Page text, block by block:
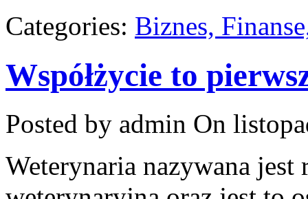
Categories: Biznes,
Współżycie to
Posted by admin On
Weterynaria nazywana